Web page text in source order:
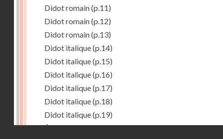
Didot romain(p.11)
Didot romain(p.12)
Didot romain(p.13)
Didot italique(p.14)
Didot italique(p.15)
Didot italique(p.16)
Didot italique(p.17)
Didot italique(p.18)
Didot italique(p.19)
Égyptienne(p.20)